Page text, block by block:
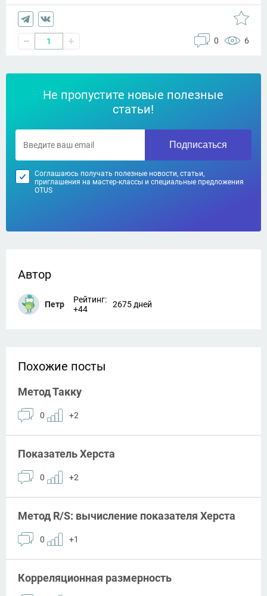
1 0 6
Не пропустите новые полезные
статьи!
Подписаться
Соглашаюсь получать полезные новости, статьи,
приглашения на мастер-классы и специальные предложения
OTUS
Автор
Петр
Рейтинг:
+44
2675 дней
Похожие посты
Метод Такку
0 +2
Показатель Херста
0 +2
Метод R/S: вычисление показателя Херста
0 +1
Корреляционная размерность